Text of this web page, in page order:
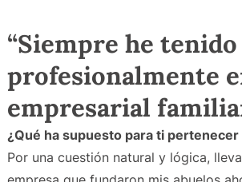
“Siempre he
profesionalmente
empresarial
¿Qué ha supuesto para ti
Por una cuestión natural y lógica,